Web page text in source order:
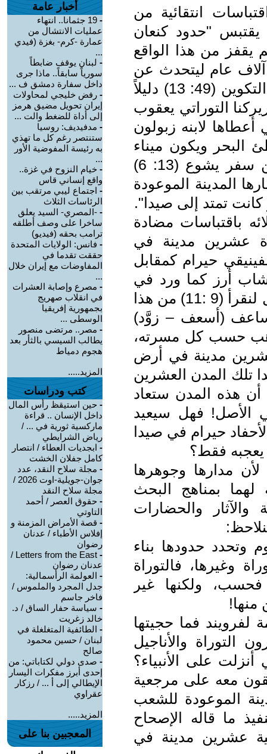
انتقائية من
فمن سفر التكوين (10:19) يقتبس "حدود كنعان
يقفز من هذا الواقع
آلاف عام ليتحدث عن
صيدا، المعاصرة ثم يقتبس من سفر التكوين (49: 13) دليلاً
التوراتي يعقوب
أعطاها لابنه زبولون
ويكون ميناء
سفن، ويكون تخومه إلى صيدا". ومن سفر يشوع (13: 6)
المدينة الموعودة
تمتد إلى صيدا".
باقتباسات مضادة
عشرين مدينة في
حيرام كمقابل
أرز كما ورد في
الإصحاح التاسع من سفر الملوك الأول لنقرأ (9 :11) من هذا
(أسعف – زوَّد)
حسب كل مسرته،
مدينة في أرض
تلك المدن العشرين
أن هذه المدن ستعاد
الأصل! فهل سيعيد
حيرام في صيدا
يعجبه فقط؟
لأن مدارها وجوهرها
لهما بمناهج البحث
والحضارات
وتحدد حدودها بناء
وغيرها، فالتوراة
فحسب، ولكنها غير
منها!
لفرويند فما حجيتها
التوراة والأناجيل
على الأنبياء؟
معه على مرجعية
الموعودة للشعب
ما قاله الإصحاح
عشرين مدينة في
أخبار عامة
-
19 جثمانا.. انتهاء
عمليات الانتشال من
عمارة -كرم- بغزة (فيدي
...
- لبنان يوقف ضابطاً
سورياً سابقاً.. ماذا جرى
داخل سفارة دمشق ف ...
- رفض خليجي لمحاولات
إيران تحويل مضيق هرمز
إلى أداة للضغط والت ...
- مدفيديف: روسيا
ستنتصر رغم كل ما تهذي
به رئيسة المفوضية الأور
...
- خيام النزوح في غزة..
واقع إنساني قاس
- اجتماع ليبي مرتقب بين
الرئاسات الثلاث
- -المصري- السيد يعلق
ساخرا على وصف أطلقه
ترامب بحقه (فيديو)
- فانس: الولايات المتحدة
حققت تقدما في
المفاوضات مع إيران خلال
...
- مصرع وإصابة العشرات
في انقلاب صهريج
بجمهورية إفريقيا
الوسطى ...
- مصر.. مرتضى منصور
يطالب السيسي بالثأر بعد
هجوم دمياط
المزيد.....
كتب ودراسات
- حين استيقظ رأس المال
داخل الإنسان .. قراءة
ماركسية ثورية في ... /
رياض الشرايطي
- ابجديات العطاء / انتصار
كامل جفلان الخشت
- مجلة سلاح النقد، عدد
جوان-جويلية-اوت 2026 /
مجلة سلاح النقد
- حقوق العصر / أحمد
التاوتي
- قصة الأمراض المزمنة و
إفلاس الأطباء / عدنان
رضوان
-
Letters from the East /
عدنان رضوان
- العولمة الرأسمالية:
جدل المجرد والملموس /
فاخر جاسم
- سياسة حفار الساق / د.
خالد زغريت
- الطائفية المتغلغلة في
لبنان / حسين محمود
صالح
- صدى دولي لكتاباتي: من
إحدى أبرز مفكرات اليسار
الإيطالي إلى أ ... / رزكار
عقراوي
المزيد.....
المعجبين بنا على